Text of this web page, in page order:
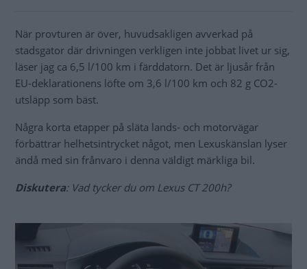
När provturen är över, huvudsakligen avverkad på
stadsgator där drivningen verkligen inte jobbat livet ur sig,
läser jag ca 6,5 l/100 km i färddatorn. Det är ljusår från
EU-deklarationens löfte om 3,6 l/100 km och 82 g CO2-
utsläpp som bäst.
Några korta etapper på släta lands- och motorvägar
förbättrar helhetsintrycket något, men Lexuskänslan lyser
ändå med sin frånvaro i denna väldigt märkliga bil.
Diskutera: Vad tycker du om Lexus CT 200h?